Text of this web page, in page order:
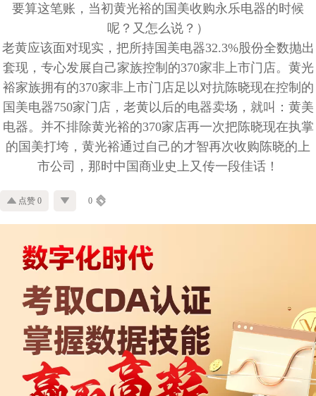
要算这笔账，当初黄光裕的国美收购永乐电器的时候
呢？又怎么说？）
老黄应该面对现实，把所持国美电器32.3%股份全数抛出
套现，专心发展自己家族控制的370家非上市门店。黄光
裕家族拥有的370家非上市门店足以对抗陈晓现在控制的
国美电器750家门店，老黄以后的电器卖场，就叫：黄美
电器。并不排除黄光裕的370家店再一次把陈晓现在执掌
的国美打垮，黄光裕通过自己的才智再次收购陈晓的上
市公司，那时中国商业史上又传一段佳话！
点赞 0 0